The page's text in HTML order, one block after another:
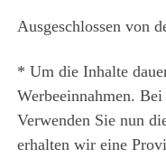
Ausgeschlossen von
* Um die Inhalte
Werbeeinnahmen.
Verwenden Sie nun
erhalten wir eine